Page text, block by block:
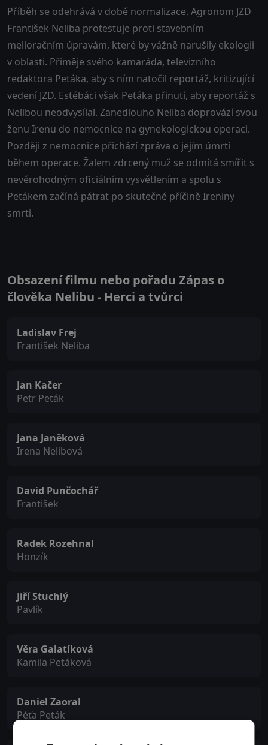
Příběh se odehrává v době normalizace. Agronom JZD
František Neliba protestuje proti stavebním
melioračním úpravám, které by vážně narušily ekologii
v oblasti. Přiměje svého kamaráda, televizního
redaktora Petáka, aby s ním natočil reportáž, kritizující
vedení JZD. Estébáci však Petáka přinutí, aby reportáž s
Nelibou neodvysílal. Zanedlouho Neliba doprovází svou
ženu Irenu do nemocnice na gynekologickou operaci.
Později z nemocnice přichází zpráva o jejím úmrtí
během operace. Žalem zdrcený muž se odmítá smířit s
nevěrohodným oficiálním vysvětlením a spolu s
Petákem začíná pátrat po skutečné příčině Ireniny
smrti.
Obsazení filmu nebo pořadu Zápas o
člověka Nelibu - Herci a tvůrci
Ladislav Frej
František Neliba
Jan Kačer
Petr Peták
Jana Janěková
Irena Nelibová
David Punčochář
František
Radek Rozehnal
Honzík
Jiří Stuchlý
Pavlík
Věra Galatíková
Kamila Petáková
Daniel Zaoral
Péťa Peták